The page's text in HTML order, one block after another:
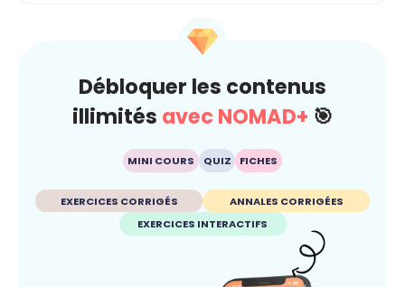
Débloquer les contenus
illimités avec NOMAD+ 🎯
MINI COURS QUIZ FICHES
EXERCICES CORRIGÉS
ANNALES CORRIGÉES
EXERCICES INTERACTIFS